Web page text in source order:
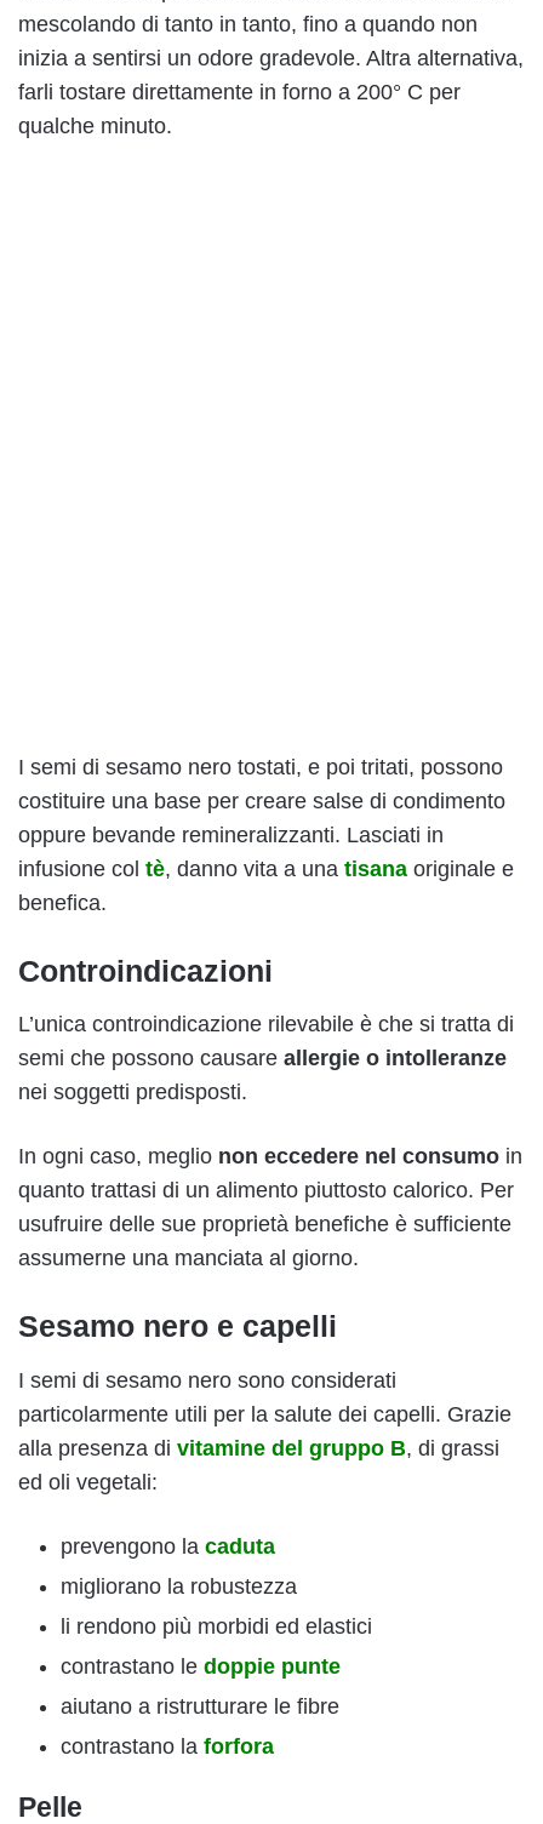
mescolando di tanto in tanto, fino a quando non
inizia a sentirsi un odore gradevole. Altra alternativa,
farli tostare direttamente in forno a 200° C per
qualche minuto.
I semi di sesamo nero tostati, e poi tritati, possono
costituire una base per creare salse di condimento
oppure bevande remineralizzanti. Lasciati in
infusione col tè, danno vita a una tisana originale e
benefica.
Controindicazioni
L’unica controindicazione rilevabile è che si tratta di
semi che possono causare allergie o intolleranze
nei soggetti predisposti.
In ogni caso, meglio non eccedere nel consumo in
quanto trattasi di un alimento piuttosto calorico. Per
usufruire delle sue proprietà benefiche è sufficiente
assumerne una manciata al giorno.
Sesamo nero e capelli
I semi di sesamo nero sono considerati
particolarmente utili per la salute dei capelli. Grazie
alla presenza di vitamine del gruppo B, di grassi
ed oli vegetali:
prevengono la caduta
migliorano la robustezza
li rendono più morbidi ed elastici
contrastano le doppie punte
aiutano a ristrutturare le fibre
contrastano la forfora
Pelle